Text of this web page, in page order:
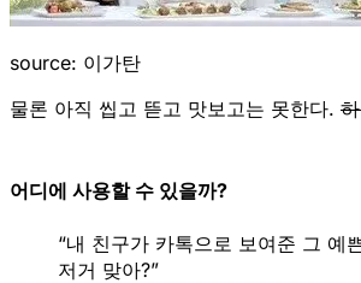
source: 이가탄
물론 아직 씹고 뜯고 맛보고는 못한다.
어디에 사용할 수 있을까?
“내 친구가 카톡으로 보여준 그 예
저거 맞아?”